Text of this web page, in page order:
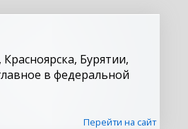
Бурятии,
в федеральной
Перейти на сайт